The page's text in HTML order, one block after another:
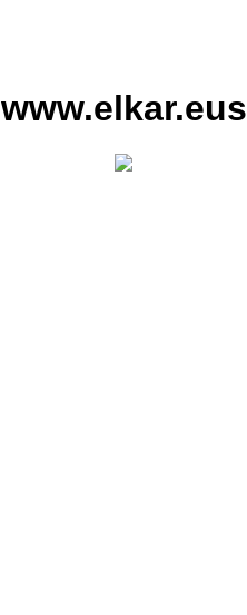
www.elkar.eus